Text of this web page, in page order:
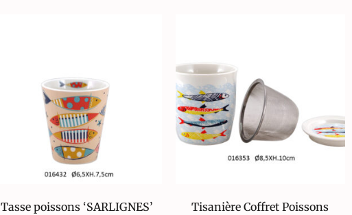
Tasse poissons ‘SARLIGNES’
Tisanière Coffret Poissons